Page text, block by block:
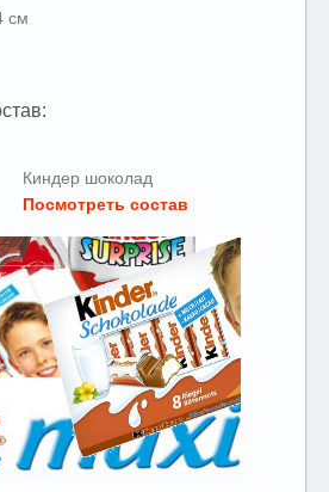
см
Киндер шоколад
Посмотреть состав